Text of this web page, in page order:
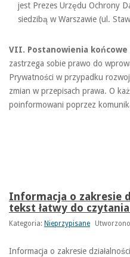
jest Prezes Urzędu Ochrony
siedzibą w Warszawie (ul.
VII. Postanowienia końcowe
zastrzega sobie prawo do
Prywatności w przypadku
zmian w przepisach prawa. O
poinformowani poprzez
Informacja o zakresie
tekst łatwy do czytania
Kategoria: Nieprzypisane
Informacja o zakresie